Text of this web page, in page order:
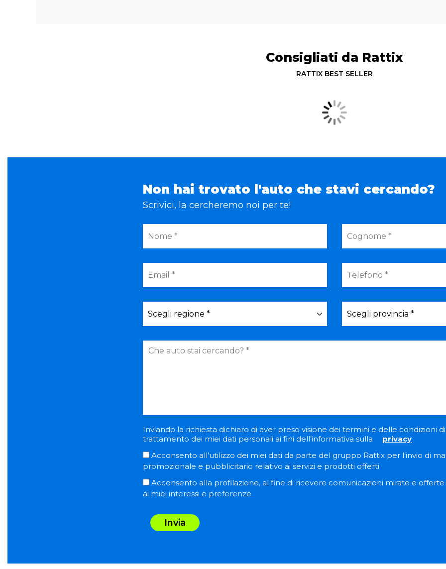
Consigliati da Rattix
RATTIX BEST SELLER
Non hai trovato l'auto che stavi cercando?
Scrivici, la cercheremo noi per te!
Inviando la richiesta dichiaro di aver preso visione dei termini e delle condizioni
trattamento dei miei dati personali ai fini dell’informativa sulla
privacy
Acconsento all’utilizzo dei miei dati da parte del gruppo Rattix per l’invio di
promozionale e pubblicitario relativo ai servizi e prodotti offerti
Acconsento alla profilazione, al fine di ricevere comunicazioni mirate e offerte
ai miei interessi e preferenze
Invia